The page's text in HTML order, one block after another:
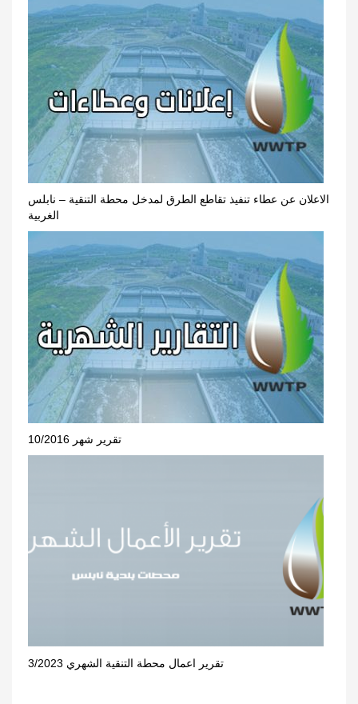
الاعلان عن عطاء تنفيذ تقاطع الطرق لمدخل محطة التنقية – نابلس
الغربية
تقرير شهر 10/2016
تقرير اعمال محطة التنقية الشهري 3/2023